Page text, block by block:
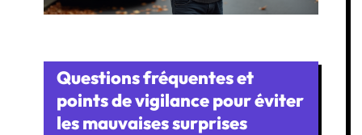
Questions fréquentes et
points de vigilance pour éviter
les mauvaises surprises